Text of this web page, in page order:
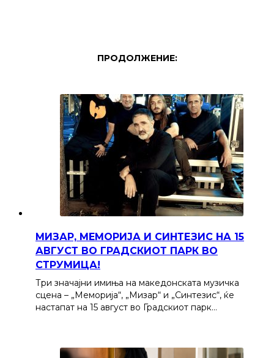
ПРОДОЛЖЕНИЕ:
МИЗАР, МЕМОРИЈА И СИНТЕЗИС НА 15
АВГУСТ ВО ГРАДСКИОТ ПАРК ВО
СТРУМИЦА!
Три значајни имиња на македонската музичка
сцена – „Меморија“, „Мизар“ и „Синтезис“, ќе
настапат на 15 август во Градскиот парк…